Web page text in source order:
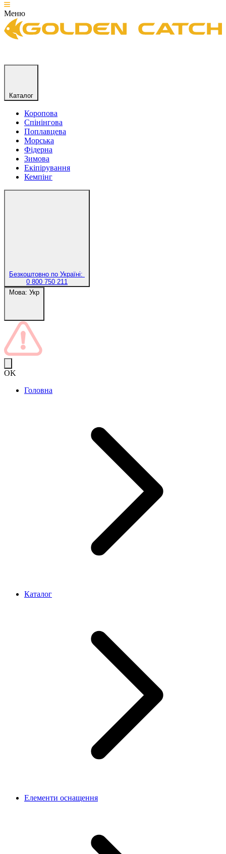
Меню
Каталог
Коропова
Спінінгова
Поплавцева
Морська
Фідерна
Зимова
Екіпірування
Кемпінг
Безкоштовно по Україні:
0 800 750 211
Мова: Укр
OK
Головна
Каталог
Елементи оснащення